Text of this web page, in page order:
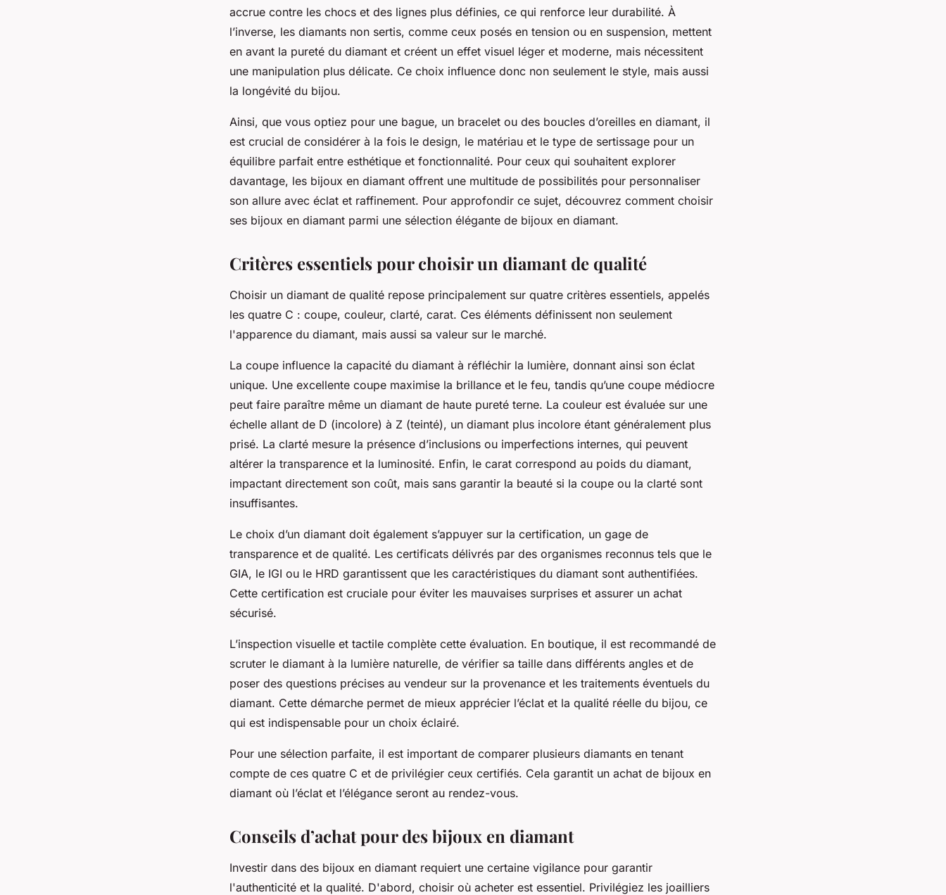
accrue contre les chocs et des lignes plus définies, ce qui renforce leur durabilité. À
l’inverse, les diamants non sertis, comme ceux posés en tension ou en suspension, mettent
en avant la pureté du diamant et créent un effet visuel léger et moderne, mais nécessitent
une manipulation plus délicate. Ce choix influence donc non seulement le style, mais aussi
la longévité du bijou.
Ainsi, que vous optiez pour une bague, un bracelet ou des boucles d’oreilles en diamant, il
est crucial de considérer à la fois le design, le matériau et le type de sertissage pour un
équilibre parfait entre esthétique et fonctionnalité. Pour ceux qui souhaitent explorer
davantage, les bijoux en diamant offrent une multitude de possibilités pour personnaliser
son allure avec éclat et raffinement. Pour approfondir ce sujet, découvrez comment choisir
ses bijoux en diamant parmi une sélection élégante de bijoux en diamant.
Critères essentiels pour choisir un diamant de qualité
Choisir un diamant de qualité repose principalement sur quatre critères essentiels, appelés
les quatre C : coupe, couleur, clarté, carat. Ces éléments définissent non seulement
l'apparence du diamant, mais aussi sa valeur sur le marché.
La coupe influence la capacité du diamant à réfléchir la lumière, donnant ainsi son éclat
unique. Une excellente coupe maximise la brillance et le feu, tandis qu’une coupe médiocre
peut faire paraître même un diamant de haute pureté terne. La couleur est évaluée sur une
échelle allant de D (incolore) à Z (teinté), un diamant plus incolore étant généralement plus
prisé. La clarté mesure la présence d’inclusions ou imperfections internes, qui peuvent
altérer la transparence et la luminosité. Enfin, le carat correspond au poids du diamant,
impactant directement son coût, mais sans garantir la beauté si la coupe ou la clarté sont
insuffisantes.
Le choix d’un diamant doit également s’appuyer sur la certification, un gage de
transparence et de qualité. Les certificats délivrés par des organismes reconnus tels que le
GIA, le IGI ou le HRD garantissent que les caractéristiques du diamant sont authentifiées.
Cette certification est cruciale pour éviter les mauvaises surprises et assurer un achat
sécurisé.
L’inspection visuelle et tactile complète cette évaluation. En boutique, il est recommandé de
scruter le diamant à la lumière naturelle, de vérifier sa taille dans différents angles et de
poser des questions précises au vendeur sur la provenance et les traitements éventuels du
diamant. Cette démarche permet de mieux apprécier l’éclat et la qualité réelle du bijou, ce
qui est indispensable pour un choix éclairé.
Pour une sélection parfaite, il est important de comparer plusieurs diamants en tenant
compte de ces quatre C et de privilégier ceux certifiés. Cela garantit un achat de bijoux en
diamant où l’éclat et l’élégance seront au rendez-vous.
Conseils d’achat pour des bijoux en diamant
Investir dans des bijoux en diamant requiert une certaine vigilance pour garantir
l'authenticité et la qualité. D'abord, choisir où acheter est essentiel. Privilégiez les joailliers